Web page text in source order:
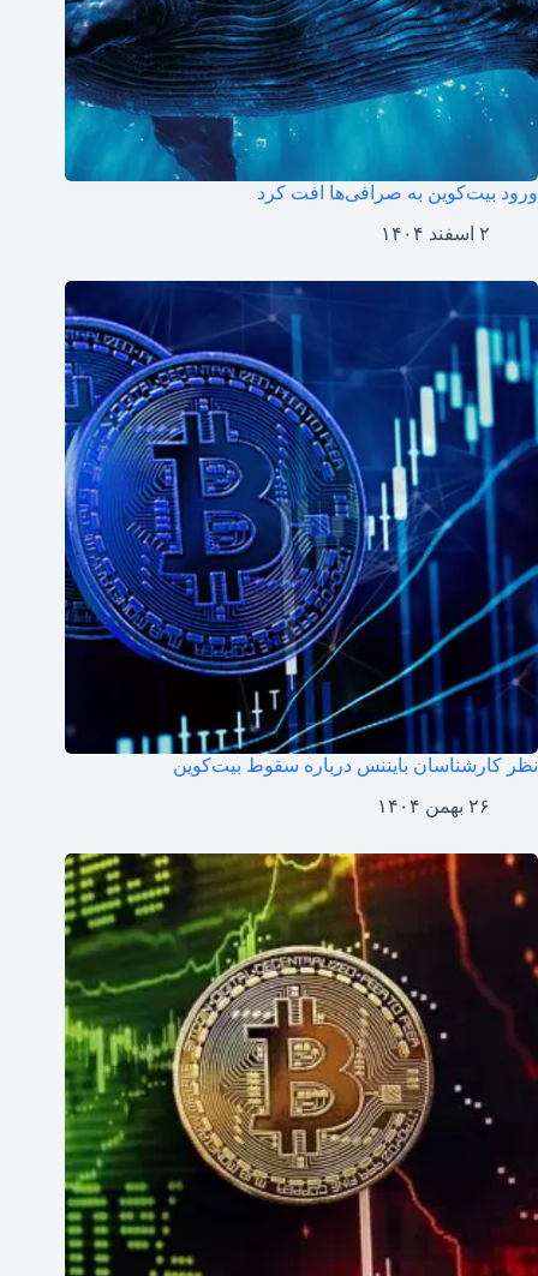
ورود بیت‌کوین به صرافی‌ها افت کرد
۲ اسفند ۱۴۰۴
نظر کارشناسان بایننس درباره سقوط بیت‌کوین
۲۶ بهمن ۱۴۰۴